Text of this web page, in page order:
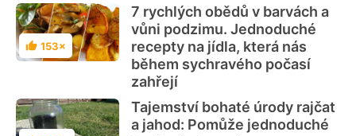
Hodnocení
153×
7 rychlých obědů v barvách a
vůni podzimu. Jednoduché
recepty na jídla, která nás
během sychravého počasí
zahřejí
Tajemství bohaté úrody rajčat
a jahod: Pomůže jednoduché